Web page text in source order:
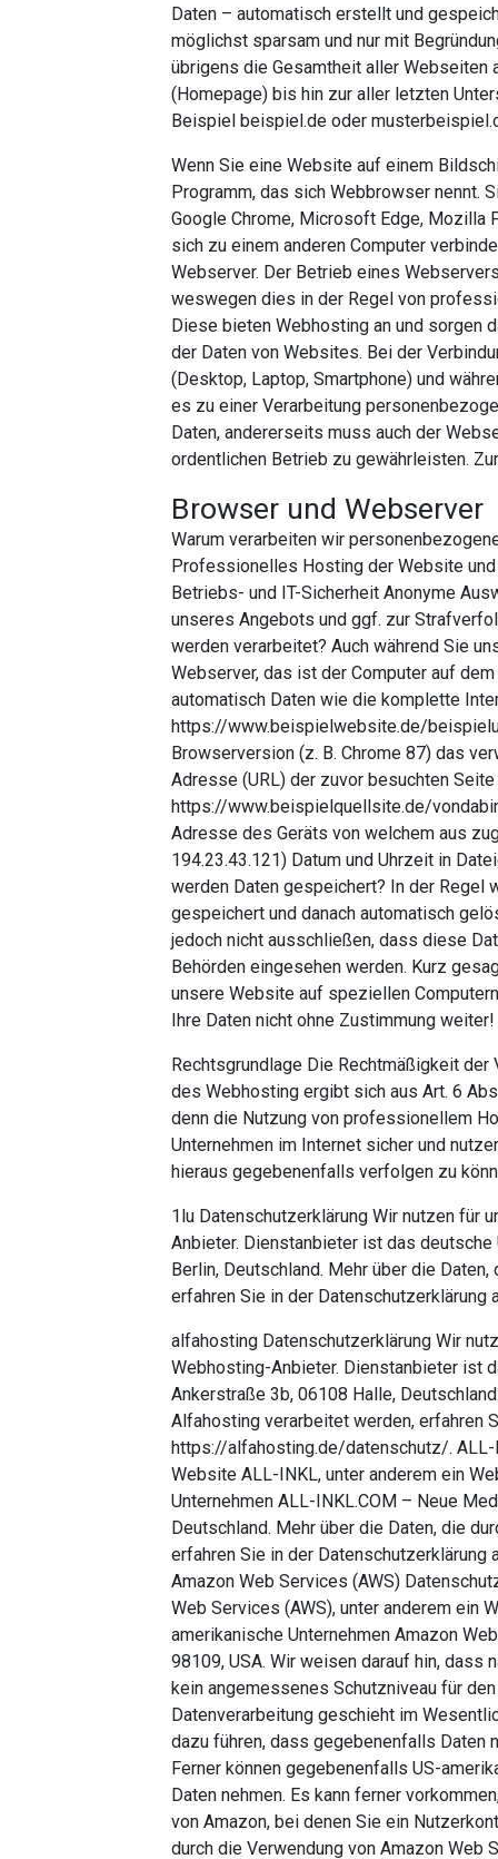
Daten – automatisch erstellt und
möglichst sparsam und nur mit
übrigens die Gesamtheit aller Webseiten
(Homepage) bis hin zur aller letzten
Beispiel beispiel.de oder
Wenn Sie eine Website auf einem
Programm, das sich Webbrowser nennt.
Google Chrome, Microsoft Edge, Mozilla
sich zu einem anderen Computer
Webserver. Der Betrieb eines
weswegen dies in der Regel von
Diese bieten Webhosting an und sorgen
der Daten von Websites. Bei der
(Desktop, Laptop, Smartphone) und
es zu einer Verarbeitung
Daten, andererseits muss auch der
ordentlichen Betrieb zu gewährleisten.
Browser und Webserver
Warum verarbeiten wir
Professionelles Hosting der Website
Betriebs- und IT-Sicherheit Anonyme
unseres Angebots und ggf. zur
werden verarbeitet? Auch während Sie
Webserver, das ist der Computer auf
automatisch Daten wie die komplette
https://www.beispielwebsite.de/
Browserversion (z. B. Chrome 87) das
Adresse (URL) der zuvor besuchten Seite
https://www.beispielquellsite.de/
Adresse des Geräts von welchem aus
194.23.43.121) Datum und Uhrzeit in
werden Daten gespeichert? In der Regel
gespeichert und danach automatisch
jedoch nicht ausschließen, dass diese
Behörden eingesehen werden. Kurz
unsere Website auf speziellen
Ihre Daten nicht ohne Zustimmung weiter!
Rechtsgrundlage Die Rechtmäßigkeit
des Webhosting ergibt sich aus Art. 6
denn die Nutzung von professionellem
Unternehmen im Internet sicher und
hieraus gegebenenfalls verfolgen zu
1lu Datenschutzerklärung Wir nutzen für
Anbieter. Dienstanbieter ist das deutsche
Berlin, Deutschland. Mehr über die
erfahren Sie in der
alfahosting Datenschutzerklärung Wir nutzen für unsere Website alfahosting, unter anderem ein Webhosting-Anbieter. Dienstanbieter ist das deutsche Unternehmen Alfahosting GmbH, Ankerstraße 3b, 06108 Halle, Deutschland. Mehr über die Daten, die durch die Verwendung von Alfahosting verarbeitet werden, erfahren Sie in der Datenschutzerklärung auf https://alfahosting.de/datenschutz/. ALL-INKL Datenschutzerklärung Wir nutzen für unsere Website ALL-INKL, unter anderem ein Webhosting-Anbieter. Dienstanbieter ist das deutsche Unternehmen ALL-INKL.COM – Neue Medien Münnich, Hauptstraße 68, 02742 Friedersdorf, Deutschland. Mehr über die Daten, die durch die Verwendung von ALL-INKL verarbeitet werden, erfahren Sie in der Datenschutzerklärung auf https://all-inkl.com/datenschutzinformationen/. Amazon Web Services (AWS) Datenschutzerklärung Wir nutzen für unsere Website Amazon Web Services (AWS), unter anderem ein Webhosting-Anbieter. Dienstanbieter ist das amerikanische Unternehmen Amazon Web Services, Inc., 410 Terry Avenue North, Seattle WA 98109, USA. Wir weisen darauf hin, dass nach Meinung des Europäischen Gerichtshofs derzeit kein angemessenes Schutzniveau für den Datentransfer in die USA besteht. Die Datenverarbeitung geschieht im Wesentlichen durch Amazon Web Services (AWS). Dies kann dazu führen, dass gegebenenfalls Daten nicht anonymisiert verarbeitet und gespeichert werden. Ferner können gegebenenfalls US-amerikanische staatliche Behörden Zugriff auf einzelne Daten nehmen. Es kann ferner vorkommen, dass diese Daten mit Daten aus anderen Diensten von Amazon, bei denen Sie ein Nutzerkonto haben, verknüpft werden. Mehr über die Daten, die durch die Verwendung von Amazon Web Services (AWS) verarbeitet werden, erfahren Sie in der Datenschutzerklärung auf https://aws.amazon.com/de/privacy/. Checkdomain Datenschutzerklärung Wir nutzen für unsere Website Checkdomain, unter anderem ein Webhosting-Anbieter. Dienstanbieter ist das deutsche Unternehmen checkdomain GmbH, Große Burgstraße 27/29, 23552 Lübeck, Deutschland. Mehr über die Daten, die durch die Verwendung von Checkdomain verarbeitet werden, erfahren Sie in der Datenschutzerklärung auf https://www.checkdomain.de/agb/datenschutz/. Contabo Datenschutzerklärung Wir nutzen für unsere Website Contabo, unter anderem ein Webhosting-Anbieter. Dienstanbieter ist das deutsche Unternehmen Contabo GmbH, Aschauer Straße 32a, 81549 München, Deutschland. Mehr über die Daten, die durch die Verwendung von Contabo verarbeitet werden, erfahren Sie in der Datenschutzerklärung auf https://contabo.com/de/legal/privacy/. dogado Datenschutzerklärung Wir nutzen für unsere Website dogado, unter anderem ein Webhosting-Anbieter. Dienstanbieter ist das deutsche Unternehmen dogado GmbH, Saarlandstr. 25, 44139 Dortmund, Deutschland. Mehr über die Daten, die durch die Verwendung von dogado verarbeitet werden, erfahren Sie in der Datenschutzerklärung auf https://www.dogado.de/legal/datenschutz. DomainFactory Datenschutzerklärung Wir nutzen für unsere Website DomainFactory, unter anderem ein Webhosting-Anbieter. Dienstanbieter ist das deutsche Unternehmen domainfactory GmbH, Oskar-Messter-Str. 33, 85737 Ismaning, Deutschland. Mehr über die Daten, die durch die Verwendung von DomainFactory verarbeitet werden, erfahren Sie in der Datenschutzerklärung auf https://www.df.eu/de/datenschutz/. goneo Datenschutzerklärung Wir nutzen für unsere Website goneo, unter anderem ein Webhosting-Anbieter. Dienstanbieter ist das deutsche Unternehmen goneo Internet GmbH, Dresdener Straße 18, 32423 Minden, Deutschland. Mehr über die Daten, die durch die Verwendung von goneo verarbeitet werden, erfahren Sie in der Datenschutzerklärung auf https://www.goneo.de/hilfe_kontakt/datenschutz.html. Hetzner Datenschutzerklärung Wir nutzen für unsere Website Hetzner, unter anderem ein Webhosting-Anbieter. Dienstanbieter ist das